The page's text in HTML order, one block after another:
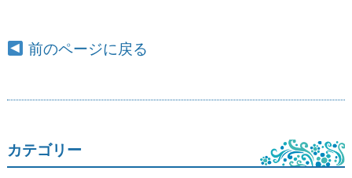
前のページに戻る
カテゴリー